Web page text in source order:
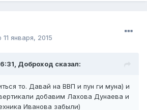
11 января, 2015
Доброход сказал:
то. Давай на ВВП и пун ги муна) и
добавим Лахова Дунаева и
Иванова забыли)